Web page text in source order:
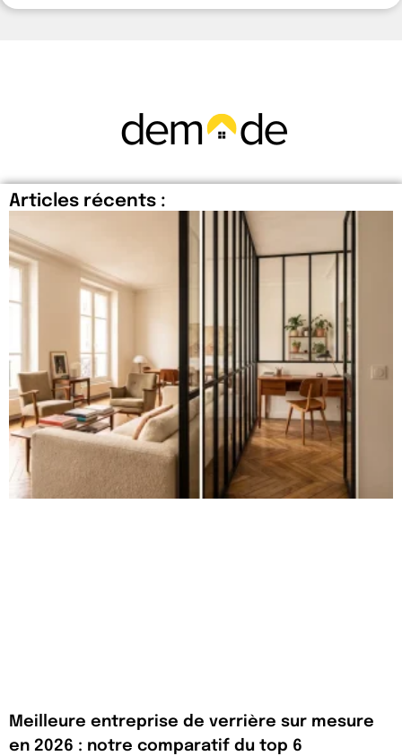
Articles récents :
Meilleure entreprise de verrière sur mesure
en 2026 : notre comparatif du top 6